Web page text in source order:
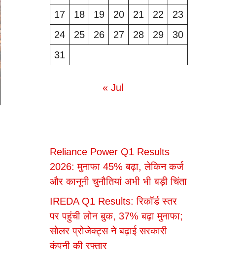
17
18 19 20 21 22
23
24
25 26 27 28 29
30
31
« Jul
Reliance Power Q1 Results
2026: मुनाफा 45% बढ़ा, लेकिन कर्ज
और कानूनी चुनौतियां अभी भी बड़ी चिंता
IREDA Q1 Results: रिकॉर्ड स्तर
पर पहुंची लोन बुक, 37% बढ़ा मुनाफा;
सोलर प्रोजेक्ट्स ने बढ़ाई सरकारी
कंपनी की रफ्तार